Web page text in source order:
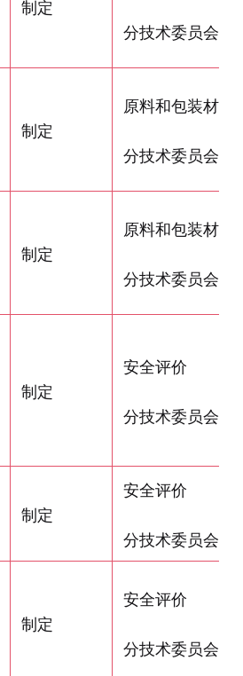
制定
分技术委员会
制定
原料和包装材料
分技术委员会
制定
原料和包装材料
分技术委员会
制定
安全评价
分技术委员会
制定
安全评价
分技术委员会
制定
安全评价
分技术委员会